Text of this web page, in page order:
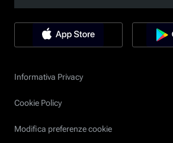
Informativa Privacy
Cookie Policy
Modifica preferenze cookie